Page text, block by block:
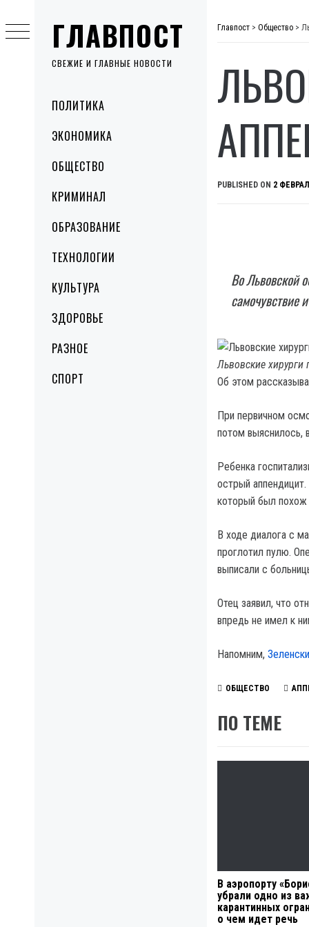
ГЛАВПОСТ
СВЕЖИЕ И ГЛАВНЫЕ НОВОСТИ
MenuПОЛИТИКА
ЭКОНОМИКА
ОБЩЕСТВО
КРИМИНАЛ
ОБРАЗОВАНИЕ
ТЕХНОЛОГИИ
КУЛЬТУРА
ЗДОРОВЬЕ
РАЗНОЕ
СПОРТ
to
content
Главпост > Общество >
PUBLISHED ON 2
Во Львовской
самочувствие
Львовские хирурги
Об этом
При первичном
потом выяснилось,
Ребенка
острый
который был похож
В ходе диалога с
проглотил пулю.
выписали с
Отец заявил, что
впредь не имел к
Напомним,
ОБЩЕСТВО
ПО ТЕМЕ
В аэропорту
убрали одно из
карантинных
о чем идет речь